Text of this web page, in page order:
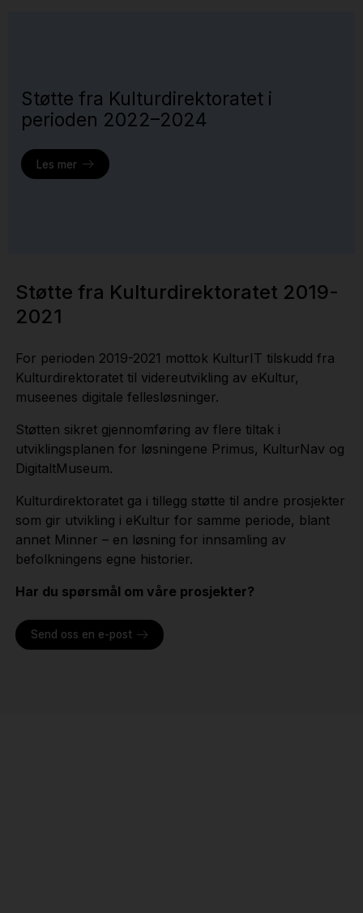
Støtte fra Kulturdirektoratet i
perioden 2022–2024
Les mer
Støtte fra Kulturdirektoratet 2019-
2021
For perioden 2019-2021 mottok KulturIT tilskudd fra
Kulturdirektoratet til videreutvikling av eKultur,
museenes digitale fellesløsninger.
Støtten sikret gjennomføring av flere tiltak i
utviklingsplanen for løsningene Primus, KulturNav og
DigitaltMuseum.
Kulturdirektoratet ga i tillegg støtte til andre prosjekter
som gir utvikling i eKultur for samme periode, blant
annet Minner – en løsning for innsamling av
befolkningens egne historier.
Har du spørsmål om våre prosjekter?
Send oss en e-post